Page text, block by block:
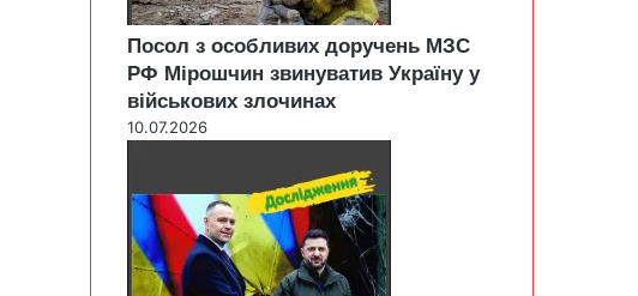
Посол з особливих доручень МЗС
РФ Мірошчин звинуватив Україну у
військових злочинах
10.07.2026